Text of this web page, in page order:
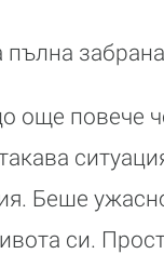
още повече
Беше
си.